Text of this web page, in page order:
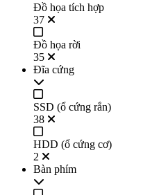
Đồ họa tích hợp
37
Đồ họa rời
35
Đĩa cứng
SSD (ổ cứng rắn)
38
HDD (ổ cứng cơ)
2
Bàn phím